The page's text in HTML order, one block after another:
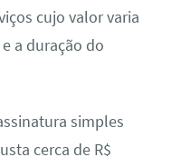
cujo valor varia
a duração do
simples
cerca de R$